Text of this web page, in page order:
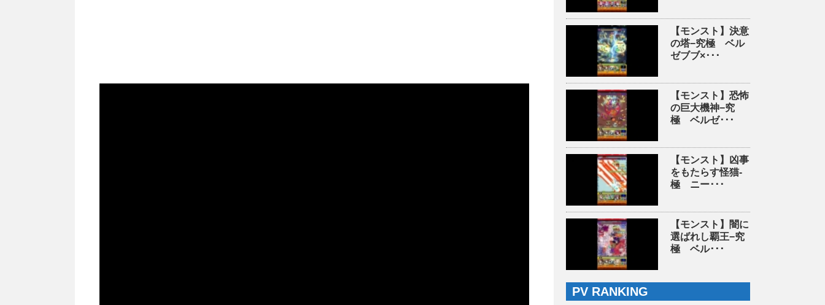
【モンスト】決意
の塔−究極 ベル
ゼブブ×･･･
【モンスト】恐怖
の巨大機神−究
極 ベルゼ･･･
【モンスト】凶事
をもたらす怪猫-
極 ニー･･･
【モンスト】闇に
選ばれし覇王−究
極 ベル･･･
PV RANKING